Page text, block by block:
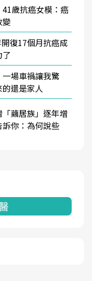
41歲抗癌女模：癌
復17個月抗癌成
場車禍讓我驚
還是家人
繭居族」逐年增
你：為何說些